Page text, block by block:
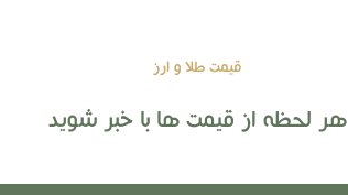
قیمت طلا و ارز
هر لحظه از قیمت ها با خبر شوید